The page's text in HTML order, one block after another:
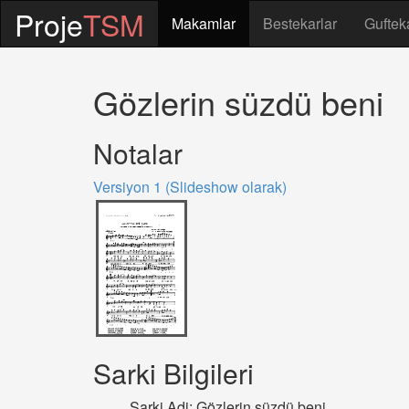
ProjeTSM Makamlar Bestekarlar
Gözlerin süzdü beni
Notalar
Versiyon 1 (Slideshow olarak)
Sarki Bilgileri